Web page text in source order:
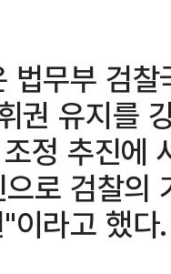
법무부 검
권 유지를
정 추진에
로 검찰의
이라고 했다.